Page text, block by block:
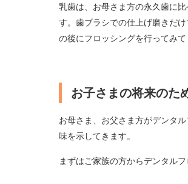
乳歯は、お母さま方の永久歯に
す。歯ブラシでの仕上げ磨きだ
の後にフロッシングを行ってみ
お子さまの将来のた
お母さま、お父さま方がデンタ
味を示してきます。
まずはご家族の方からデンタル